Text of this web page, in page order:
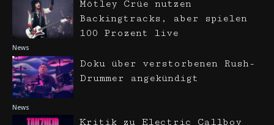
News
Mötley Crüe nutzen
Backingtracks, aber spielen
100 Prozent live
News
Doku über verstorbenen Rush-
Drummer angekündigt
Kritik zu Electric Callboy